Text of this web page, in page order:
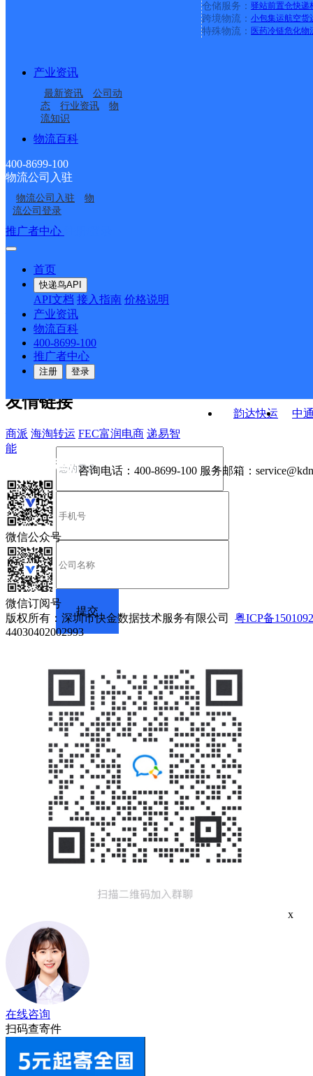
仓储服务： 驿站前置仓快递
跨境物流： 小包集运航空货
特殊物流： 医药冷链危化物
产业资讯
最新资讯
公司动
态
行业资讯
物
流知识
物流百科
400-8699-100
物流公司入驻
物流公司入驻
物
流公司登录
推广者中心
首页
快递鸟API
API文档 接入指南 价格说明
产业资讯
物流百科
400-8699-100
推广者中心
注册 登录
中国邮政集团有限公司新疆维吾尔自治区叶城县
BOBO城王凯分部
安徽芜湖分拨营销市场
部
安徽主城区公司芜湖沈
巷镇服务部
安徽芜湖公司王前翀分
部
安徽芜湖公司波尔卡社
区便民服务站分部
VIP项目芜湖仓
总部行政内件管理公司
韵达快运
中
接口API
API接口 DEMO下载
关于我们
公司介绍 企业动态
合作伙伴 快递鸟接口服务协议
户隐私政策
友情链接
商派 海淘转运 FEC富润电商 递易智
能
咨询电话： 400-8699-100 服务邮箱：
微信公众号
微信订阅号
版权所有：深圳市快金数据技术服务有限公司 粤ICP备
44030402002993
x
在线咨询
扫码查寄件